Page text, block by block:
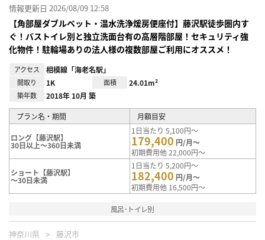
情報更新日 2026/08/09 12:58
【角部屋ダブルベット・温水洗浄煖房便座付】藤沢駅徒歩圏内す
ぐ！バストイレ別と独立洗面台有の高層階部屋！セキュリティ強
化物件！駐輪場ありの法人様の複数部屋ご利用にオススメ！
アクセス 相模線「海老名駅」
間取り 1K 面積 24.01m²
築年数 2018年 10月 築
プラン名・期間 月額目安
ロング【藤沢駅】
30日以上～360日未満
1日当たり 5,100円～
179,400 円/月～
初期費用他 22,000円～
ショート【藤沢駅】
～30日未満
1日当たり 5,200円～
182,400 円/月～
初期費用他 16,500円～
風呂･トイレ別
神奈川県 藤沢市